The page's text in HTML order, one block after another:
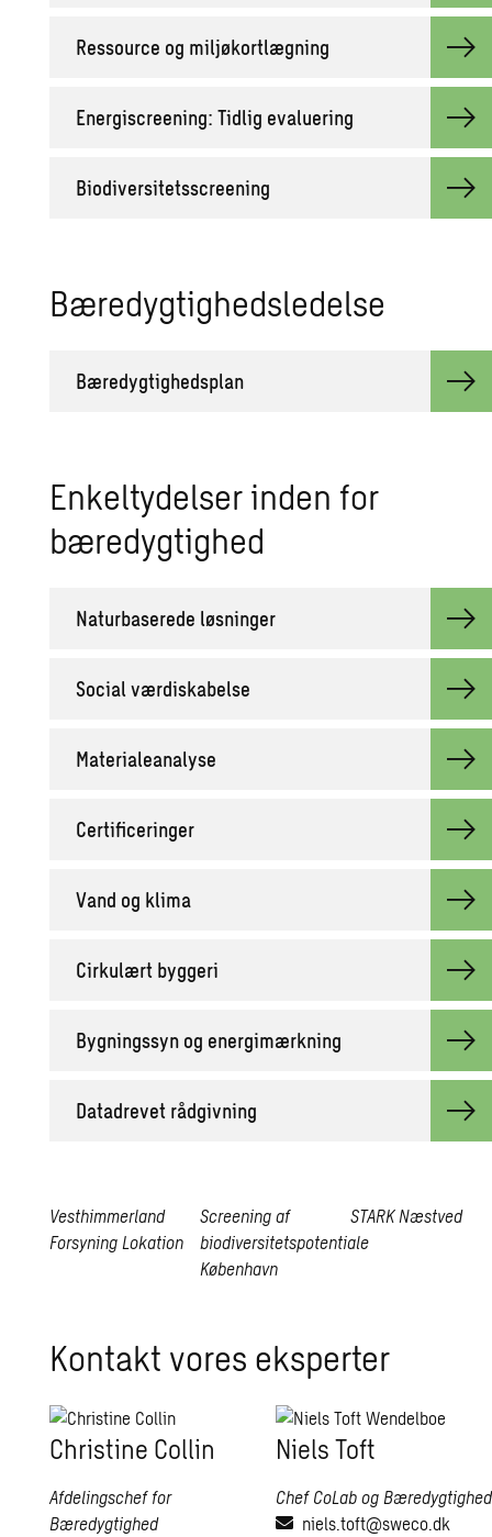
Ressource og miljøkortlægning
Energiscreening: Tidlig evaluering
Biodiversitetsscreening
Bæredygtighedsledelse
Bæredygtighedsplan
Enkeltydelser inden for
bæredygtighed
Naturbaserede løsninger
Social værdiskabelse
Materialeanalyse
Certificeringer
Vand og klima
Cirkulært byggeri
Bygningssyn og energimærkning
Datadrevet rådgivning
Vesthimmerland
Forsyning Lokation
Screening af
biodiversitetspotentiale
København
STARK Næstved
Open
Kontakt vores eksperter
Christine Collin
Afdelingschef for
Bæredygtighed
Niels Toft
Chef CoLab og Bæredygtighed
niels.toft@sweco.dk